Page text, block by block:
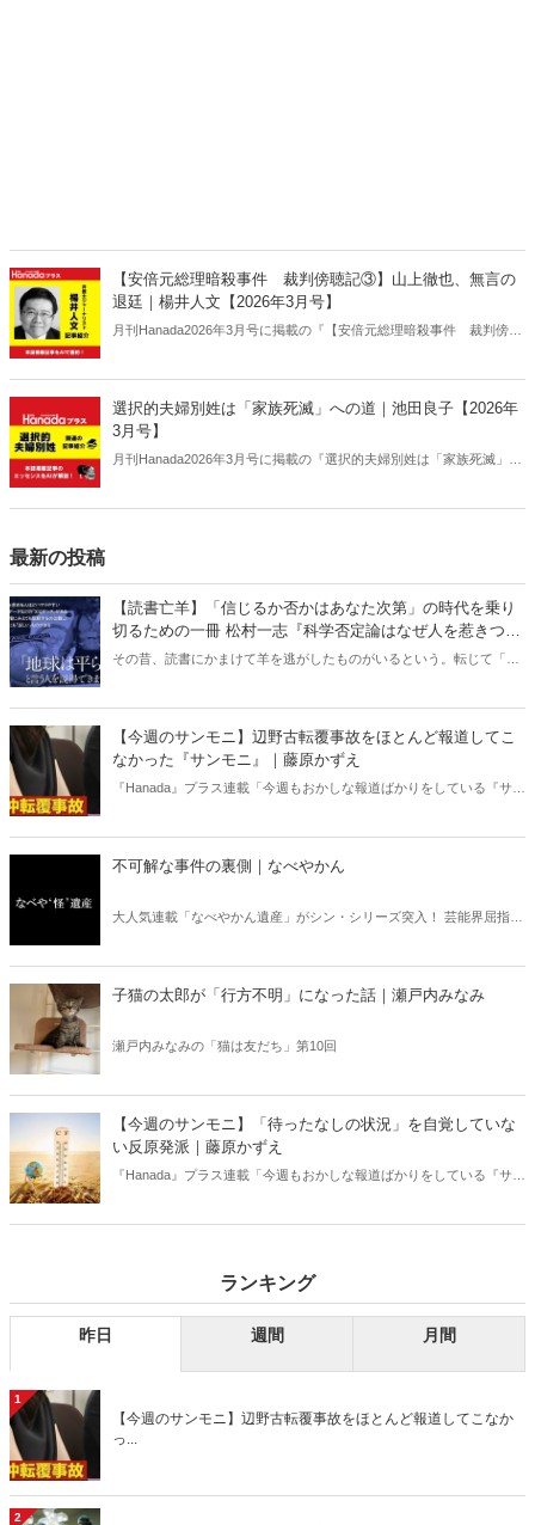
【安倍元総理暗殺事件 裁判傍聴記③】山上徹也、無言の
退廷｜楊井人文【2026年3月号】
月刊Hanada2026年3月号に掲載の『【安倍元総理暗殺事件 裁判傍聴
選択的夫婦別姓は「家族死滅」への道｜池田良子【2026年
3月号】
月刊Hanada2026年3月号に掲載の『選択的夫婦別姓は「家族死滅」へ
最新の投稿
【読書亡羊】「信じるか否かはあなた次第」の時代を乗り
切るための一冊 松村一志『科学否定論はなぜ人を惹きつけ
るのか』（ちくま新書）｜梶原麻衣子
その昔、読書にかまけて羊を逃がしたものがいるという。転じて「読
ある。元月刊『Hanada』編集部員のライター・梶原がお送りする時事
書評！
【今週のサンモニ】辺野古転覆事故をほとんど報道してこ
なかった『サンモニ』｜藤原かずえ
『Hanada』プラス連載「今週もおかしな報道ばかりをしている『サン
不可解な事件の裏側｜なべやかん
大人気連載「なべやかん遺産」がシン・シリーズ突入！ 芸能界屈指の
信じるか信じないかは、あなた次第！ 芸能ニュース
子猫の太郎が「行方不明」になった話｜瀬戸内みなみ
瀬戸内みなみの「猫は友だち」第10回
【今週のサンモニ】「待ったなしの状況」を自覚していな
い反原発派｜藤原かずえ
『Hanada』プラス連載「今週もおかしな報道ばかりをしている『サン
ランキング
昨日 週間 月間
1
【今週のサンモニ】辺野古転覆事故をほとんど報道してこなか
っ...
2